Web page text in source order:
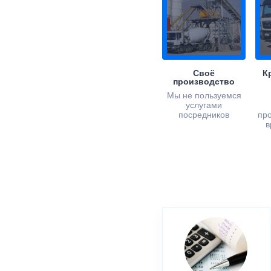
Своё
производство
Мы не пользуемся
услугами
посредников